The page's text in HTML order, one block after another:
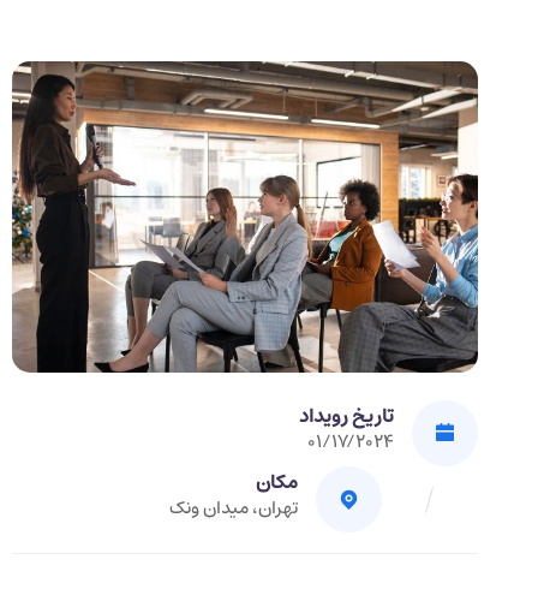
تاریخ رویداد
01/17/2024
مکان
تهران، میدان ونک